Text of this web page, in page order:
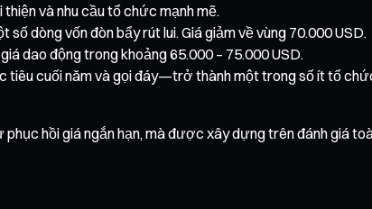
và nhu cầu tổ chức mạnh mẽ.
dòng vốn đòn bẩy rút lui. Giá giảm về vùng 70.000 USD.
dao động trong khoảng 65.000 – 75.000 USD.
tiêu cuối năm và gọi đáy—trở thành một trong số ít tổ
hồi giá ngắn hạn, mà được xây dựng trên đánh giá